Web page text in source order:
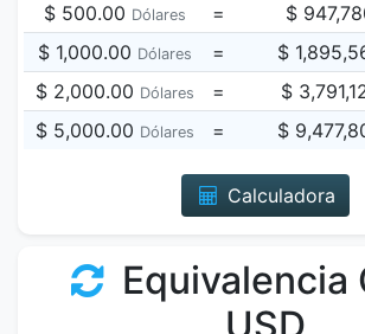
$ 500.00 Dólares = $
$ 1,000.00 Dólares = $
$ 2,000.00 Dólares = $
$ 5,000.00 Dólares = $
Calculadora
Equivalencia